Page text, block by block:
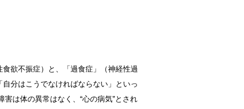
欲不振症）と、「過食症」（神経性過
分はこうでなければならない」といっ
は体の異常はなく、“心の病気”とされ